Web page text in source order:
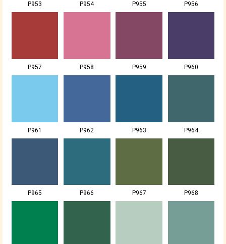
P953 P954 P955 P956
P957 P958 P959 P960
P961 P962 P963 P964
P965 P966 P967 P968